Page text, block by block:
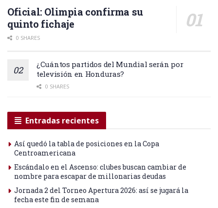
Oficial: Olimpia confirma su
quinto fichaje
0 SHARES
¿Cuántos partidos del Mundial serán por
televisión en Honduras?
0 SHARES
Entradas recientes
Así quedó la tabla de posiciones en la Copa
Centroamericana
Escándalo en el Ascenso: clubes buscan cambiar de
nombre para escapar de millonarias deudas
Jornada 2 del Torneo Apertura 2026: así se jugará la
fecha este fin de semana